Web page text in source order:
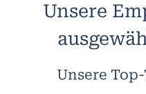
Unsere
Unsere